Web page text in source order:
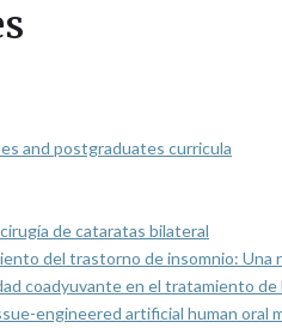
and postgraduates curricula
de cataratas bilateral
del trastorno de insomnio: Una
coadyuvante en el tratamiento
engineered artificial human oral